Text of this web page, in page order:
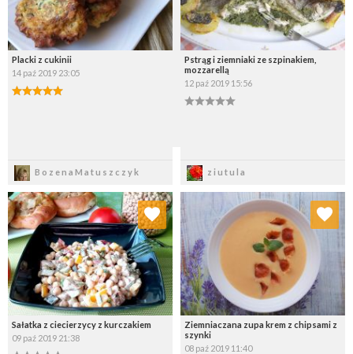
Placki z cukinii
14 paź 2019 23:05
BozenaMatuszczyk
Pstrąg i ziemniaki ze szpinakiem,
mozzarellą
12 paź 2019 15:56
ziutula
Sałatka z ciecierzycy z kurczakiem
09 paź 2019 21:38
Dodaj do ulubionych
Wybierz listę:
Ziemniaczana zupa krem z chipsami z
szynki
08 paź 2019 11:40
Dodaj do ulubionych
Wybierz listę: